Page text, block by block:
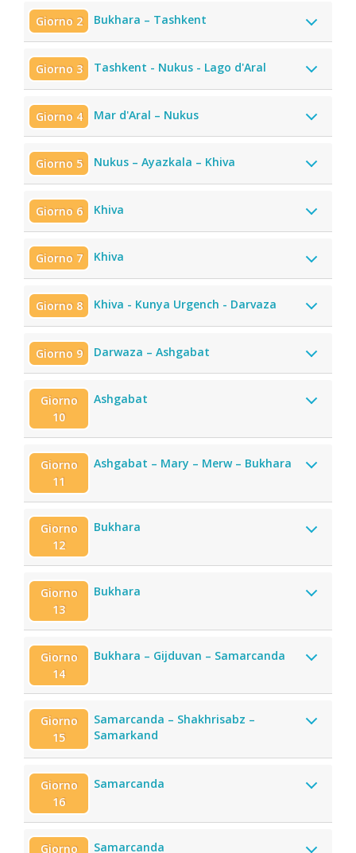
Giorno 2 Bukhara – Tashkent
Giorno 3 Tashkent - Nukus - Lago d'Aral
Giorno 4 Mar d'Aral – Nukus
Giorno 5 Nukus – Ayazkala – Khiva
Giorno 6 Khiva
Giorno 7 Khiva
Giorno 8 Khiva - Kunya Urgench - Darvaza
Giorno 9 Darwaza – Ashgabat
Giorno
10
Ashgabat
Giorno
11
Ashgabat – Mary – Merw – Bukhara
Giorno
12
Bukhara
Giorno
13
Bukhara
Giorno
14
Bukhara – Gijduvan – Samarcanda
Giorno
15
Samarcanda – Shakhrisabz –
Samarkand
Giorno
16
Samarcanda
Giorno Samarcanda